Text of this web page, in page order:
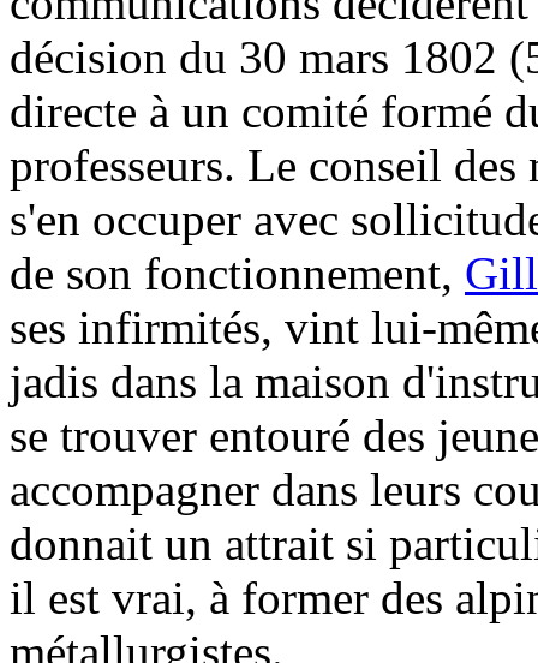
décision du 30 mars 1802
directe à un comité formé
professeurs. Le conseil
s'en occuper avec
de son fonctionnement,
ses infirmités, vint lui-
jadis dans la maison
se trouver entouré des
accompagner dans leurs
donnait un attrait si
il est vrai, à former des
métallurgistes.